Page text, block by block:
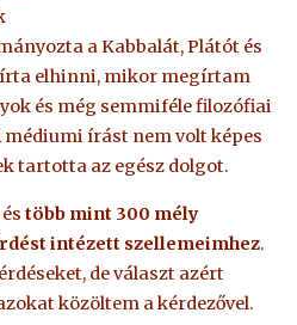
a Kabbalát, Plátót és
elhinni, mikor megírtam
és még semmiféle filozófiai
írást nem volt képes
tartotta az egész dolgot.
éstöbb mint 300 mély
intézett szellemeimhez.
de választ azért
közöltem a kérdezővel.